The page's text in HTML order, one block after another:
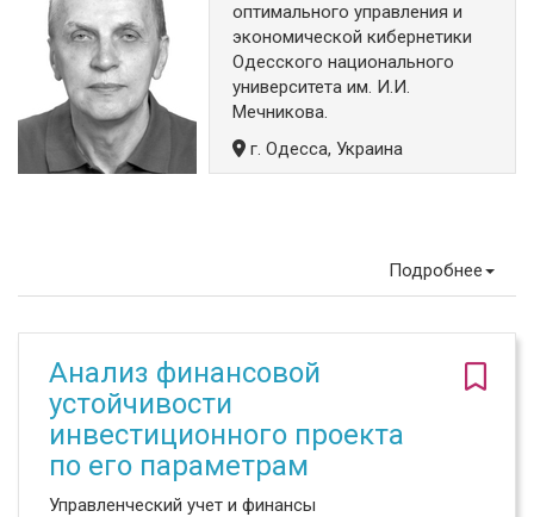
оптимального управления и
экономической кибернетики
Одесского национального
университета им. И.И.
Мечникова.
г. Одесса, Украина
Подробнее
Анализ финансовой
устойчивости
инвестиционного проекта
по его параметрам
Управленческий учет и финансы